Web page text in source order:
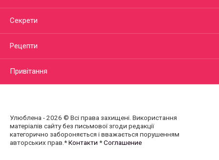
Секрети
Рецепти
Привітання
Улюблена - 2026 © Всі права захищені. Використання
матеріалів сайту без письмової згоди редакції
категорично забороняється і вважається порушенням
авторських прав.*Контакти *Соглашение